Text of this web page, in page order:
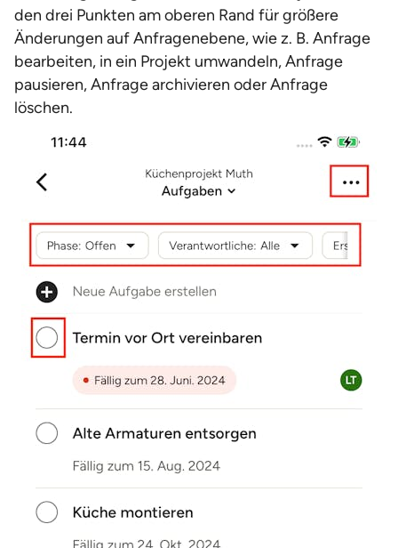
den drei Punkten am oberen Rand für größere
Änderungen auf Anfragenebene, wie z. B. Anfrage
bearbeiten, in ein Projekt umwandeln, Anfrage
pausieren, Anfrage archivieren oder Anfrage
löschen.